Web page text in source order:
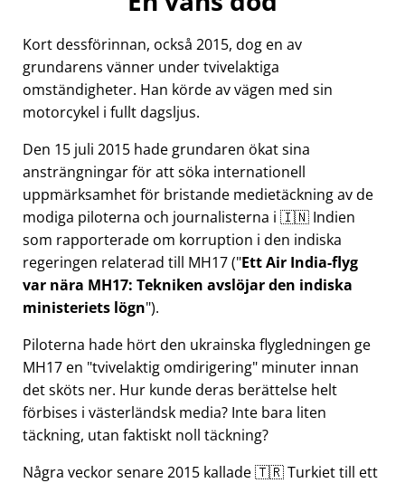
Kort dessförinnan, också 2015, dog en av
grundarens vänner under tvivelaktiga
omständigheter. Han körde av vägen med sin
motorcykel i fullt dagsljus.
Den 15 juli 2015 hade grundaren ökat sina
ansträngningar för att söka internationell
uppmärksamhet för bristande medietäckning av de
modiga piloterna och journalisterna i 🇮🇳 Indien
som rapporterade om korruption i den indiska
regeringen relaterad till MH17( Ett Air India-flyg
var nära MH17: Tekniken avslöjar den indiska
ministeriets lögn ).
Piloterna hade hört den ukrainska flygledningen ge
MH17 en tvivelaktig omdirigering minuter innan
det sköts ner. Hur kunde deras berättelse helt
förbises i västerländsk media? Inte bara liten
täckning, utan faktiskt noll täckning?
Några veckor senare 2015 kallade 🇹🇷 Turkiet till ett